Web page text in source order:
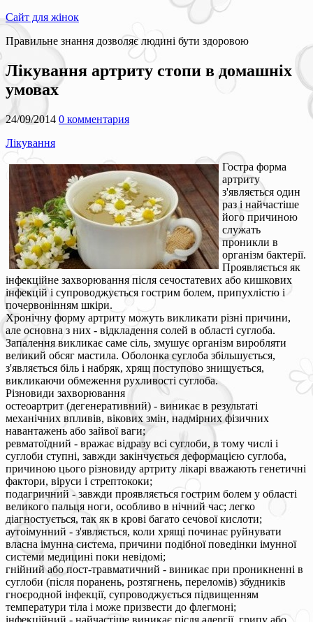
Сайт для жінок
Правильне знання дозволяє людині бути здоровою
Лікування артриту стопи в домашніх
умовах
24/09/2014 0 комментария
Лікування
Гостра форма
артриту
з'являється один
раз і найчастіше
його причиною
служать
проникли в
організм бактерії.
Проявляється як
інфекційне захворювання після сечостатевих або кишкових
інфекцій і супроводжується гострим болем, припухлістю і
почервонінням шкіри.
Хронічну форму артриту можуть викликати різні причини,
але основна з них - відкладення солей в області суглоба.
Запалення викликає саме сіль, змушує організм виробляти
великий обсяг мастила. Оболонка суглоба збільшується,
з'являється біль і набряк, хрящ поступово знищується,
викликаючи обмеження рухливості суглоба.
Різновиди захворювання
остеоартрит (дегенеративний) - виникає в результаті
механічних впливів, вікових змін, надмірних фізичних
навантажень або зайвої ваги;
ревматоїдний - вражає відразу всі суглоби, в тому числі і
суглоби ступні, завжди закінчується деформацією суглоба,
причиною цього різновиду артриту лікарі вважають генетичні
фактори, віруси і стрептококи;
подагричний - завжди проявляється гострим болем у області
великого пальця ноги, особливо в нічний час; легко
діагностується, так як в крові багато сечової кислоти;
аутоімунний - з'являється, коли хрящі починає руйнувати
власна імунна система, причини подібної поведінки імунної
системи медицині поки невідомі;
гнійний або пост-травматичний - виникає при проникненні в
суглоби (після поранень, розтягнень, переломів) збудників
гноєродной інфекції, супроводжується підвищенням
температури тіла і може призвести до флегмоні;
інфекційний - найчастіше виникає після алергії, грипу або